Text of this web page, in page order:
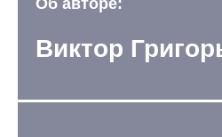
Об авторе:
Виктор